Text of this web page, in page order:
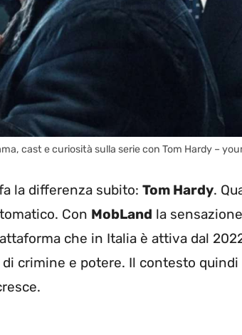
cast e curiosità sulla serie con Tom Hardy –
la differenza subito: Tom Hardy.
Con MobLand la
che in Italia è attiva dal
crimine e potere. Il contesto quindi